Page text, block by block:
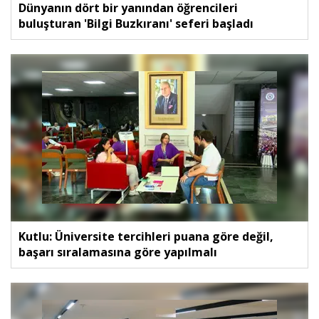
Dünyanın dört bir yanından öğrencileri
buluşturan 'Bilgi Buzkıranı' seferi başladı
Kutlu: Üniversite tercihleri puana göre değil,
başarı sıralamasına göre yapılmalı